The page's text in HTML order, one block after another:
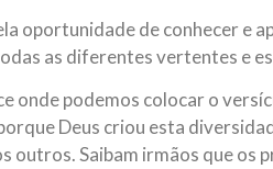
oportunidade de conhecer e
as diferentes vertentes e
onde podemos colocar o
Deus criou esta
outros. Saibam irmãos que os